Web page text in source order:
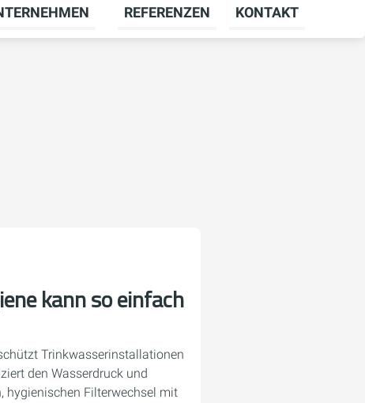
für KARRIERE umschalten
Untermenü für UNTERNEHMEN
REFERENZEN KONTAKT
kann so einfach
Trinkwasserinstallationen
den Wasserdruck und
hygienischen Filterwechsel mit